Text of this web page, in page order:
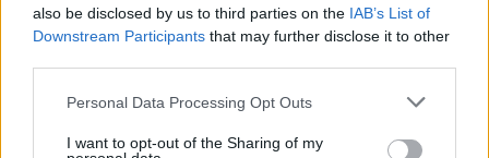
also be disclosed by us to third parties on the IAB’s List of
Downstream Participants that may further disclose it to other
Please note that this website/app uses one or more Google
not limited to your visit or usage behaviour. You may click to
Personal Data Processing Opt Outs
I want to opt-out of the Sharing of my
Πολιτικές αντιδράσεις και κλίμα φόβου
Οι πολιτικοί ηγέτες καταδίκασαν απερίφραστα τα
Ιρλανδία, Χίλαρι Μπεν, να κάνει λόγο για